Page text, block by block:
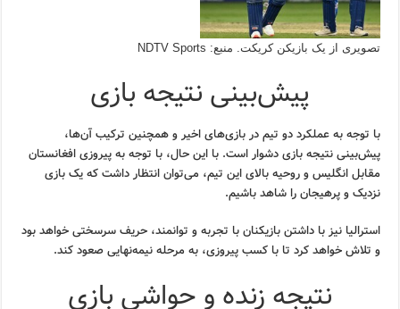
تصویری از یک بازیکن کریکت. منبع: NDTV Sports
پیش‌بینی نتیجه بازی
با توجه به عملکرد دو تیم در بازی‌های اخیر و همچنین ترکیب آن‌ها،
پیش‌بینی نتیجه بازی دشوار است. با این حال، با توجه به پیروزی افغانستان
مقابل انگلیس و روحیه بالای این تیم، می‌توان انتظار داشت که یک بازی
نزدیک و پرهیجان را شاهد باشیم.
استرالیا نیز با داشتن بازیکنان با تجربه و توانمند، حریف سرسختی خواهد بود
و تلاش خواهد کرد تا با کسب پیروزی، به مرحله نیمه‌نهایی صعود کند.
نتیجه زنده و حواشی بازی